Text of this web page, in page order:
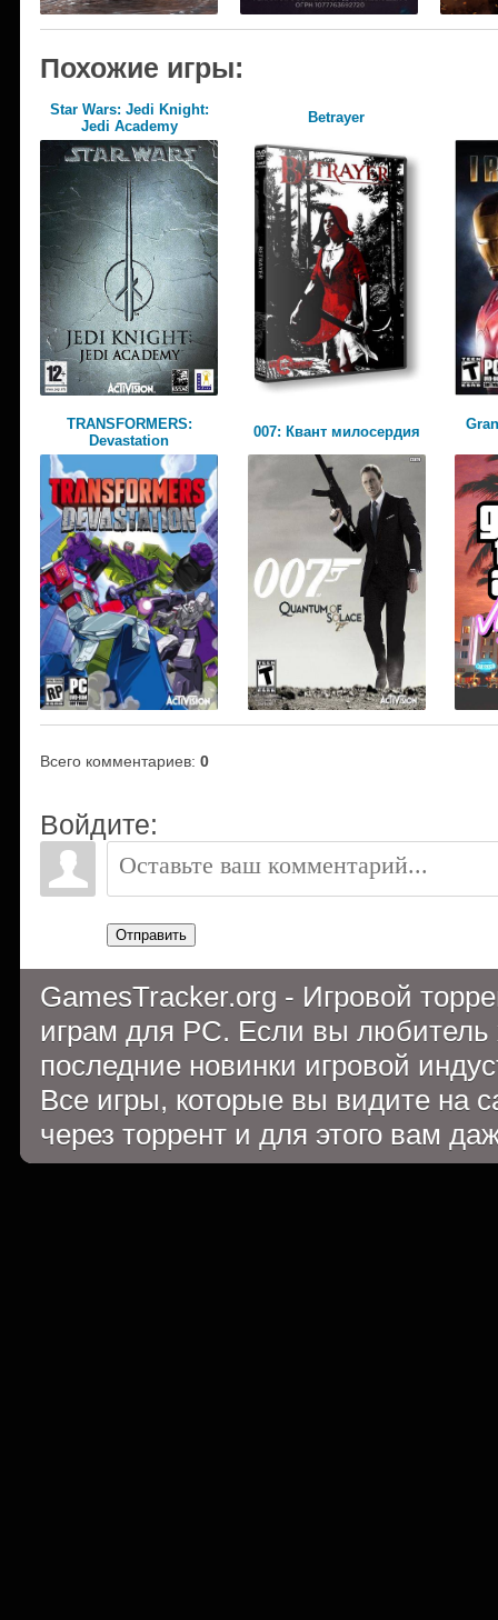
Похожие игры:
Star Wars: Jedi Knight:
Jedi Academy
Betrayer
TRANSFORMERS:
Devastation
007: Квант милосердия
Всего комментариев: 0
Войдите:
Отправить
GamesTracker.org - Игровой
играм для PC. Если вы
последние новинки игровой
Все игры, которые вы видите на
через торрент и для этого вам